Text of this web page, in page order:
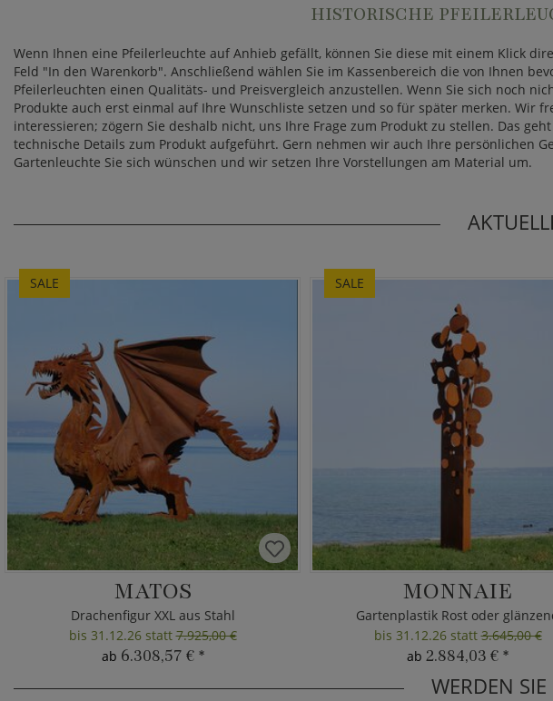
HISTORISCHE
Wenn Ihnen eine Pfeilerleuchte auf Anhieb gefällt, können Sie diese mit einem Klick
Feld "In den Warenkorb". Anschließend wählen Sie im Kassenbereich die von Ihnen
Pfeilerleuchten einen Qualitäts- und Preisvergleich anzustellen. Wenn Sie sich noch
Produkte auch erst einmal auf Ihre Wunschliste setzen und so für später merken. Wir
interessieren; zögern Sie deshalb nicht, uns Ihre Frage zum Produkt zu stellen. Das
technische Details zum Produkt aufgeführt. Gern nehmen wir auch Ihre persönlichen
Gartenleuchte Sie sich wünschen und wir setzen Ihre Vorstellungen am Material um.
SALE
MATOS
Drachenfigur XXL aus Stahl
bis 31.12.26 statt7.925,00 €
ab 6.308,57 € *
SALE
MONNAIE
Gartenplastik Rost oder
bis 31.12.26 statt3.645,00 €
ab 2.884,03 € *
WERDEN